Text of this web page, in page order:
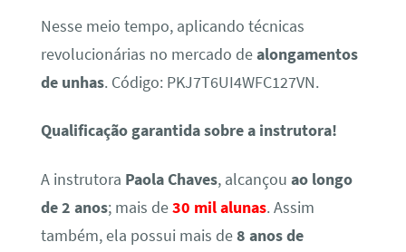
Nesse meio tempo, aplicando técnicas
revolucionárias no mercado dealongamentos
de unhas. Código: PKJ7T6UI4WFC127VN.
Qualificação garantida sobre a instrutora!
A instrutora Paola Chaves, alcançou ao longo
de 2 anos; mais de30 mil alunas. Assim
também, ela possui mais de8 anos de